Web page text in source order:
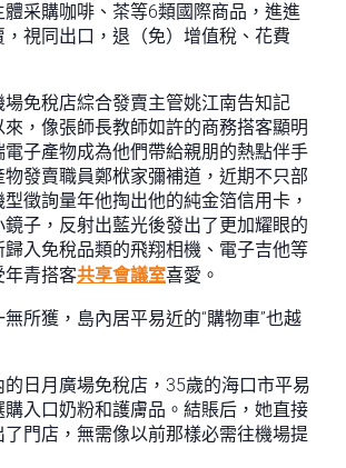
采購咖啡、茶等6類國際商品，進進
視同出口，退（免）增值稅、花費
場免稅店綜合發賣主管姚江南告知記
，像張師長教師如許的商務搭客顯明
子產物成為他們帶給親朋的熱點伴手
發賣職員鄭栿家彌補道，近期不只部
徵詢量年他掏出他的純金箔信用卡，
子，反射出藍光後發出了更加耀眼的
入免稅品類的飛翔相機、電子吉他等
年青搭客共享會議室喜愛。
所獲，島內居平易近的“購物車”也越
的日月廣場免稅店，35歲的海口市平易
入口奶粉和護膚品。結賬后，她直接
門店，無需像以前那樣必需往機場提